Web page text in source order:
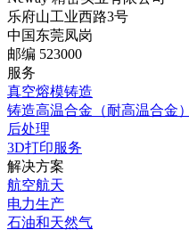
乐府山工业西路3号
中国东莞凤岗
邮编 523000
服务
真空熔模铸造
铸造高温合金（耐高温合金）
后处理
3D打印服务
解决方案
航空航天
电力生产
石油和天然气